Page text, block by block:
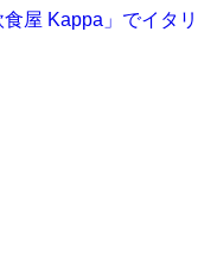
食屋 Kappa」でイタリ